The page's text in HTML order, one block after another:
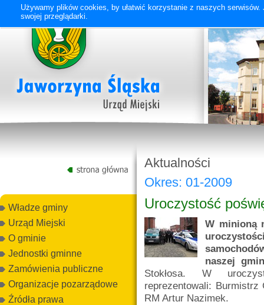
Władze gminy
Urząd Miejski
O gminie
Jednostki gminne
Zamówienia publiczne
Organizacje pozarządowe
Źródła prawa
Aktualności
Okres: 01-2009
Uroczystość
W minioną
naszej
Stokłosa. W
reprezentowali:
RM Artur Nazimek.
Używamy plików cookies, by ułatwić korzystanie z naszych
swojej przeglądarki.